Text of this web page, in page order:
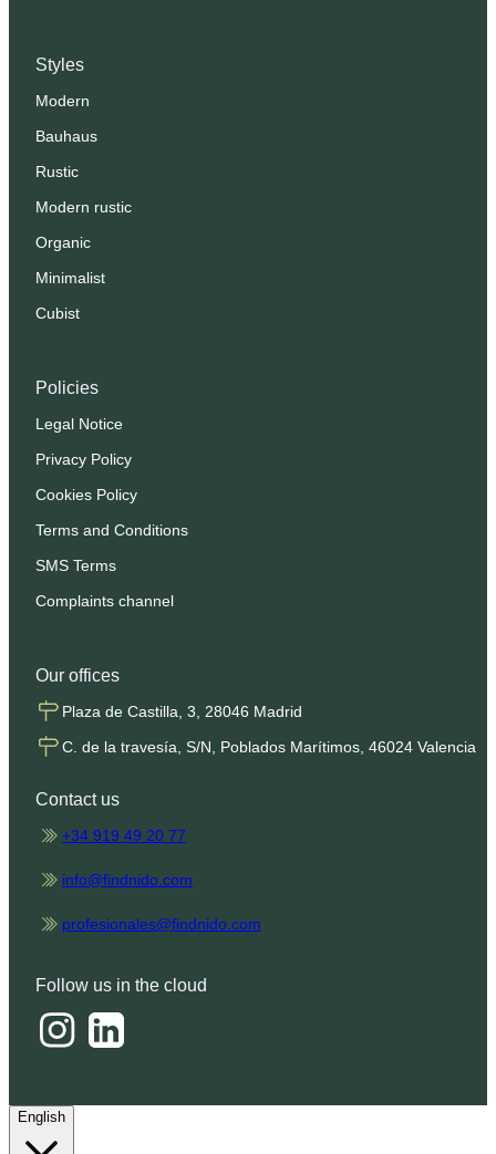
Styles
Modern
Bauhaus
Rustic
Modern rustic
Organic
Minimalist
Cubist
Policies
Legal Notice
Privacy Policy
Cookies Policy
Terms and Conditions
SMS Terms
Complaints channel
Our offices
Plaza de Castilla, 3, 28046 Madrid
C. de la travesía, S/N, Poblados Marítimos, 46024 Valencia
Contact us
+34 919 49 20 77
info@findnido.com
profesionales@findnido.com
Follow us in the cloud
English